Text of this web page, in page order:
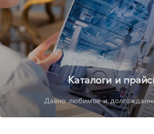
Каталоги и
Давно любимое и